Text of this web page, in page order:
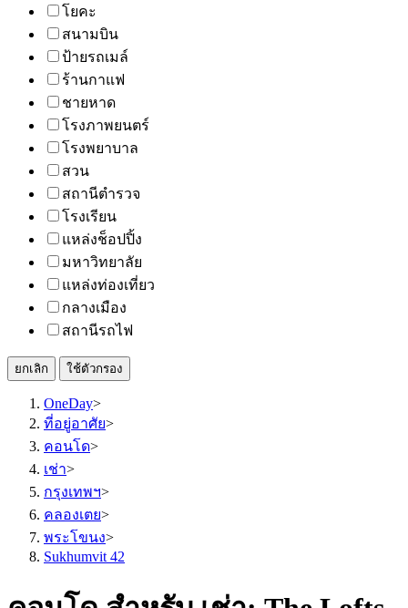
โยคะ
สนามบิน
ป้ายรถเมล์
ร้านกาแฟ
ชายหาด
โรงภาพยนตร์
โรงพยาบาล
สวน
สถานีตำรวจ
โรงเรียน
แหล่งช็อปปิ้ง
มหาวิทยาลัย
แหล่งท่องเที่ยว
กลางเมือง
สถานีรถไฟ
ยกเลิก ใช้ตัวกรอง
OneDay>
ที่อยู่อาศัย>
คอนโด>
เช่า>
กรุงเทพฯ>
คลองเตย>
พระโขนง>
Sukhumvit 42